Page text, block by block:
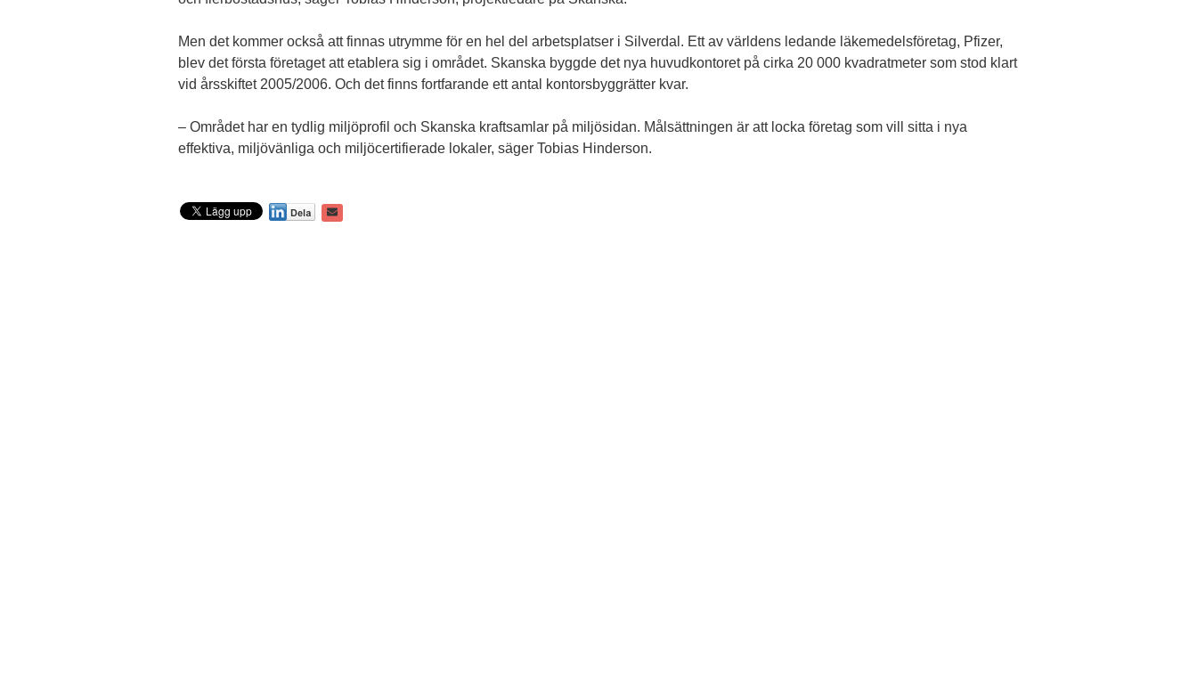
Men det kommer också att finnas utrymme för en hel del arbetsplatser i Silverdal. Ett av världens ledande läkemedelsföretag, Pfizer,
blev det första företaget att etablera sig i området. Skanska byggde det nya huvudkontoret på cirka 20 000 kvadratmeter som stod klart
vid årsskiftet 2005/2006. Och det finns fortfarande ett antal kontorsbyggrätter kvar.
– Området har en tydlig miljöprofil och Skanska kraftsamlar på miljösidan. Målsättningen är att locka företag som vill sitta i nya
effektiva, miljövänliga och miljöcertifierade lokaler, säger Tobias Hinderson.